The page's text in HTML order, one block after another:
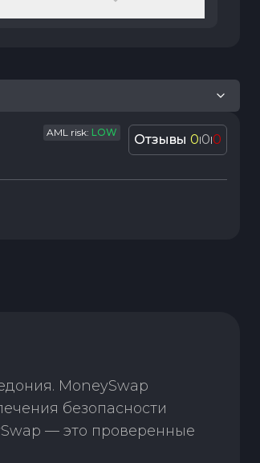
AML risk: LOW Отзывы 0|0|0
MoneySwap
безопасности
— это проверенные